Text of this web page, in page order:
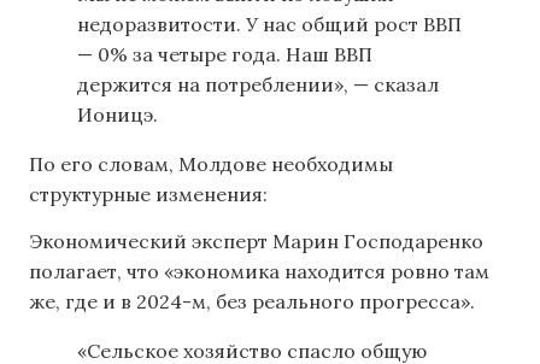
недоразвитости. У нас общий рост ВВП
— 0% за четыре года. Наш ВВП
держится на потреблении», — сказал
Ионицэ.
По его словам, Молдове необходимы
структурные изменения:
Экономический эксперт Марин Господаренко
полагает, что «экономика находится ровно там
же, где и в 2024-м, без реального прогресса».
«Сельское хозяйство спасло общую